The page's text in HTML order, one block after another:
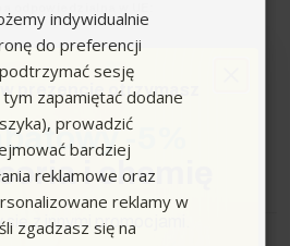
odpowiedzialna w UE:
indywidualnie
do preferencji
sesję
zapamiętać dodane
prowadzić
bardziej
reklamowe oraz
reklamy w
zgadzasz się na
w prezencie otrzymasz
-5%
i chemię
się z innymi promocjami.